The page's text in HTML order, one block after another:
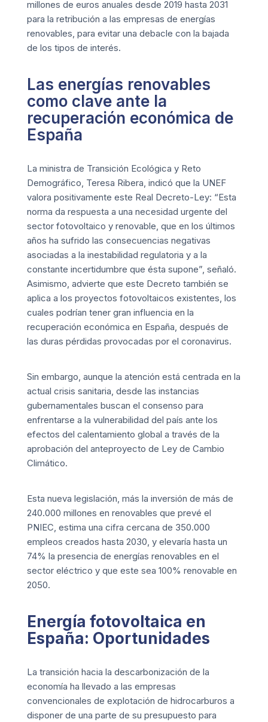
millones de euros anuales desde 2019 hasta 2031
para la retribución a las empresas de energías
renovables, para evitar una debacle con la bajada
de los tipos de interés.
Las energías renovables
como clave ante la
recuperación económica de
España
La ministra de Transición Ecológica y Reto
Demográfico, Teresa Ribera, indicó que la UNEF
valora positivamente este Real Decreto-Ley: “Esta
norma da respuesta a una necesidad urgente del
sector fotovoltaico y renovable, que en los últimos
años ha sufrido las consecuencias negativas
asociadas a la inestabilidad regulatoria y a la
constante incertidumbre que ésta supone”, señaló.
Asimismo, advierte que este Decreto también se
aplica a los proyectos fotovoltaicos existentes, los
cuales podrían tener gran influencia en la
recuperación económica en España, después de
las duras pérdidas provocadas por el coronavirus.
Sin embargo, aunque la atención está centrada en la
actual crisis sanitaria, desde las instancias
gubernamentales buscan el consenso para
enfrentarse a la vulnerabilidad del país ante los
efectos del calentamiento global a través de la
aprobación del anteproyecto de Ley de Cambio
Climático.
Esta nueva legislación, más la inversión de más de
240.000 millones en renovables que prevé el
PNIEC, estima una cifra cercana de 350.000
empleos creados hasta 2030, y elevaría hasta un
74% la presencia de energías renovables en el
sector eléctrico y que este sea 100% renovable en
2050.
Energía fotovoltaica en
España: Oportunidades
La transición hacia la descarbonización de la
economía ha llevado a las empresas
convencionales de explotación de hidrocarburos a
disponer de una parte de su presupuesto para